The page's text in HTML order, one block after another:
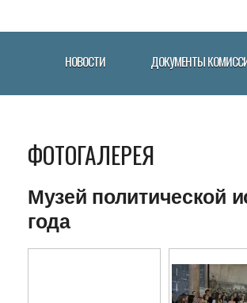
НОВОСТИ ДОКУМЕНТЫ
ФОТОГАЛЕРЕЯ
Музей политической
года